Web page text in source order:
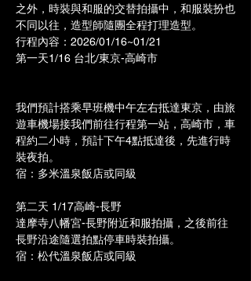
之外，時裝與和服的交替拍攝中，和服裝扮也
不同以往，造型師隨團全程打理造型。
行程內容：2026/01/16~01/21
第一天1/16 台北/東京-高崎市
我們預計搭乘早班機中午左右抵達東京，由旅
遊車機場接我們前往行程第一站，高崎市，車
程約二小時，預計下午4點抵達後，先進行時
裝夜拍。
宿：多米溫泉飯店或同級
第二天 1/17高崎-長野
達摩寺八幡宮-長野附近和服拍攝，之後前往
長野沿途隨選拍點停車時裝拍攝。
宿：松代溫泉飯店或同級